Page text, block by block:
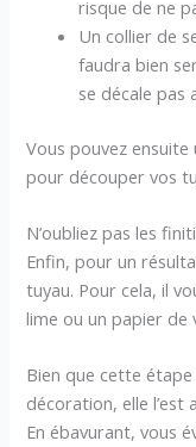
risque de ne
Un collier de
faudra bien
se décale pas
Vous pouvez
pour découper vos
N’oubliez pas les
Enfin, pour un
tuyau. Pour cela, il
lime ou un papier de
Bien que cette
décoration, elle
En ébavurant, vous